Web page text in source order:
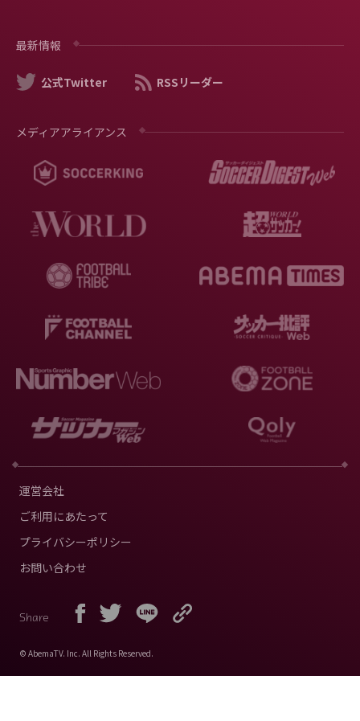
最新情報
公式Twitter RSSリーダー
メディアアライアンス
運営会社
ご利用にあたって
プライバシーポリシー
お問い合わせ
Share
© AbemaTV. Inc. All Rights Reserved.